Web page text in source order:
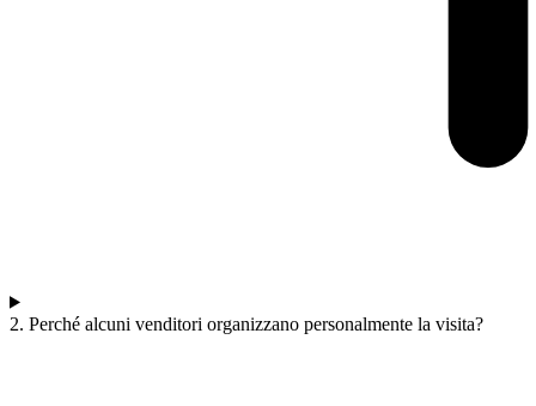
2. Perché alcuni venditori organizzano personalmente la visita?